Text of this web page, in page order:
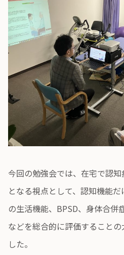
今回の勉強会では、在宅で認
となる視点として、認知機能
の生活機能、BPSD、身体合併
などを総合的に評価すること
した。